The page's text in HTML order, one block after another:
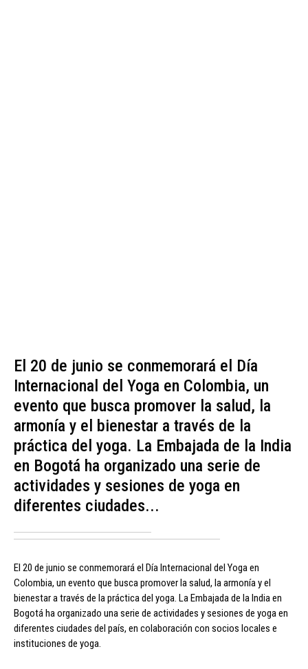
El 20 de junio se conmemorará el Día
Internacional del Yoga en Colombia, un
evento que busca promover la salud, la
armonía y el bienestar a través de la
práctica del yoga. La Embajada de la India
en Bogotá ha organizado una serie de
actividades y sesiones de yoga en
diferentes ciudades...
El 20 de junio se conmemorará el Día Internacional del Yoga en
Colombia, un evento que busca promover la salud, la armonía y el
bienestar a través de la práctica del yoga. La Embajada de la India en
Bogotá ha organizado una serie de actividades y sesiones de yoga en
diferentes ciudades del país, en colaboración con socios locales e
instituciones de yoga.